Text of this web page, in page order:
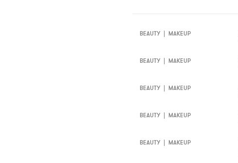
BEAUTY | MAKEUP
BEAUTY | MAKEUP
BEAUTY | MAKEUP
BEAUTY | MAKEUP
BEAUTY | MAKEUP